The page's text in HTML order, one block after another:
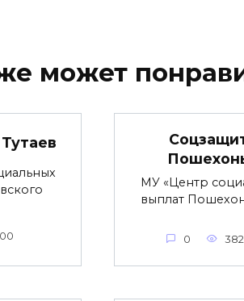
может
МУ «Центр
выплат
0 382